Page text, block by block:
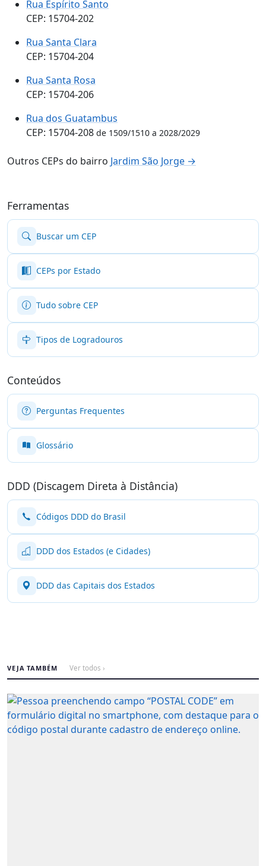
Rua Espírito Santo
CEP: 15704-202
Rua Santa Clara
CEP: 15704-204
Rua Santa Rosa
CEP: 15704-206
Rua dos Guatambus
CEP: 15704-208 de 1509/1510 a 2028/2029
Outros CEPs do bairro Jardim São Jorge →
Ferramentas
Buscar um CEP
CEPs por Estado
Tudo sobre CEP
Tipos de Logradouros
Conteúdos
Perguntas Frequentes
Glossário
DDD (Discagem Direta à Distância)
Códigos DDD do Brasil
DDD dos Estados (e Cidades)
DDD das Capitais dos Estados
VEJA TAMBÉM Ver todos ›